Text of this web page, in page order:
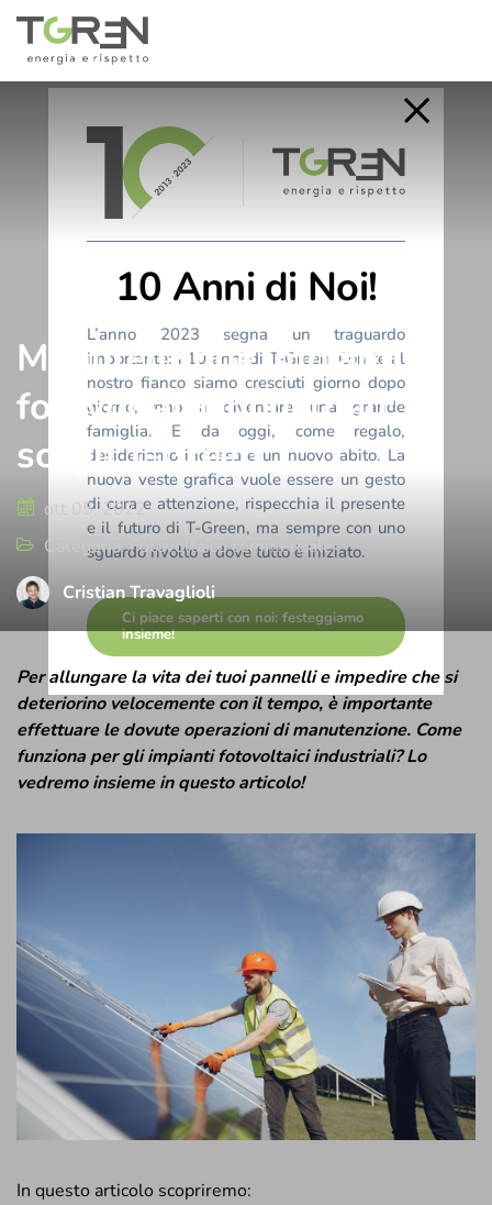
Manutenzione impianti
fotovoltaici industriali:
scegli T-Green
ott 05, 2022
Categoria: Fotovoltaico commerciale
Cristian Travaglioli
Per allungare la vita dei tuoi pannelli e impedire che si
deteriorino velocemente con il tempo, è importante
effettuare le dovute operazioni di manutenzione. Come
funziona per gli impianti fotovoltaici industriali? Lo
vedremo insieme in questo articolo!
In questo articolo scopriremo:
10 Anni di Noi!
L’anno 2023 segna un traguardo
importante: i 10 anni di T-Green. Con te al
nostro fianco siamo cresciuti giorno dopo
giorno, fino a diventare una grande
famiglia. E da oggi, come regalo,
desideriamo indossare un nuovo abito. La
nuova veste grafica vuole essere un gesto
di cura e attenzione, rispecchia il presente
e il futuro di T-Green, ma sempre con uno
sguardo rivolto a dove tutto è iniziato.